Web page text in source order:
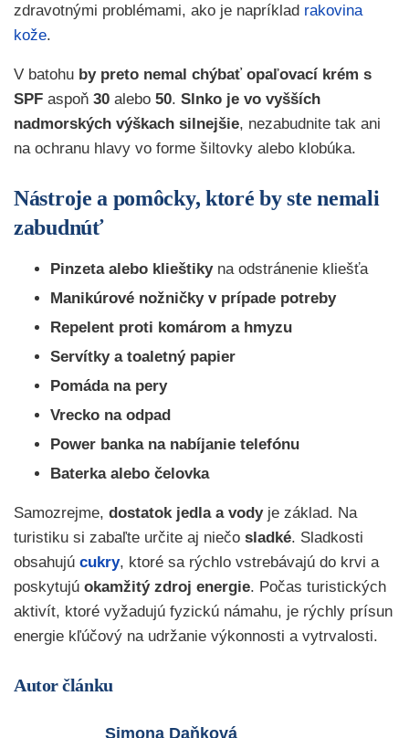
zdravotnými problémami, ako je napríklad rakovina
kože.
V batohu by preto nemal chýbať opaľovací krém s
SPF aspoň 30 alebo 50. Slnko je vo vyšších
nadmorských výškach silnejšie, nezabudnite tak ani
na ochranu hlavy vo forme šiltovky alebo klobúka.
Nástroje a pomôcky, ktoré by ste nemali
zabudnúť
Pinzeta alebo klieštiky na odstránenie kliešťa
Manikúrové nožničky v prípade potreby
Repelent proti komárom a hmyzu
Servítky a toaletný papier
Pomáda na pery
Vrecko na odpad
Power banka na nabíjanie telefónu
Baterka alebo čelovka
Samozrejme, dostatok jedla a vodyje základ. Na
turistiku si zabaľte určite aj niečo sladké. Sladkosti
obsahujú cukry, ktoré sa rýchlo vstrebávajú do krvi a
poskytujú okamžitý zdroj energie. Počas turistických
aktivít, ktoré vyžadujú fyzickú námahu, je rýchly prísun
energie kľúčový na udržanie výkonnosti a vytrvalosti.
Autor článku
Simona Daňková